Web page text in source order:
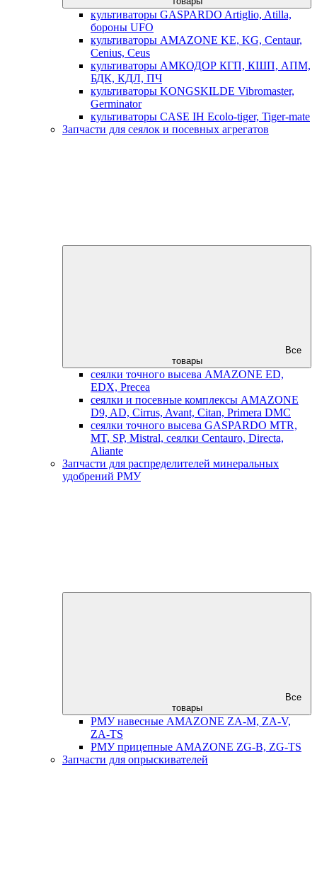
культиваторы GASPARDO Artiglio, Atilla,
бороны UFO
культиваторы AMAZONE KE, KG, Centaur,
Cenius, Ceus
культиваторы АМКОДОР КГП, КШП, АПМ,
БДК, КДЛ, ПЧ
культиваторы KONGSKILDE Vibromaster,
Germinator
культиваторы CASE IH Ecolo-tiger, Tiger-mate
Запчасти для сеялок и посевных агрегатов
Все
товары
сеялки точного высева AMAZONE ED,
EDX, Precea
сеялки и посевные комплексы AMAZONE
D9, AD, Cirrus, Avant, Citan, Primera DMC
сеялки точного высева GASPARDO MTR,
MT, SP, Mistral, сеялки Centauro, Directa,
Aliante
Запчасти для распределителей минеральных
удобрений РМУ
Все
товары
РМУ навесные AMAZONE ZA-M, ZA-V,
ZA-TS
РМУ прицепные AMAZONE ZG-B, ZG-TS
Запчасти для опрыскивателей